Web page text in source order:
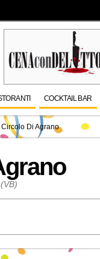
COCKTAIL BAR
Circolo Di Agrano